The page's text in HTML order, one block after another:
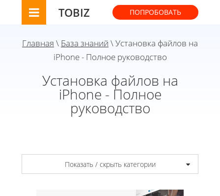
TOBIZ ПОПРОБОВАТЬ
Главная \ База знаний \ Установка файлов на
iPhone - Полное руководство
Установка файлов на
iPhone - Полное
руководство
Показать / скрыть категории